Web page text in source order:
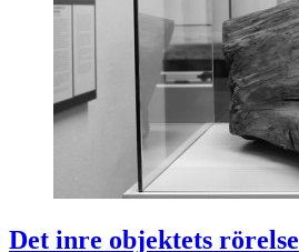
Det inre objektets rörelse